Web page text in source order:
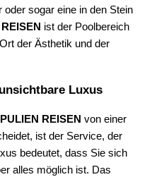
sogar eine in den Stein
ist der Poolbereich
der Ästhetik und der
Luxus
REISEN von einer
ist der Service, der
bedeutet, dass Sie sich
alles möglich ist. Das